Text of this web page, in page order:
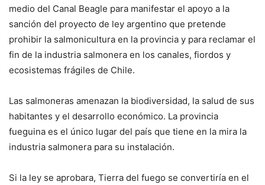
medio del Canal Beagle para manifestar el apoyo a la
sanción del proyecto de ley argentino que pretende
prohibir la salmonicultura en la provincia y para reclamar el
fin de la industria salmonera en los canales, fiordos y
ecosistemas frágiles de Chile.
Las salmoneras amenazan la biodiversidad, la salud de sus
habitantes y el desarrollo económico. La provincia
fueguina es el único lugar del país que tiene en la mira la
industria salmonera para su instalación.
Si la ley se aprobara, Tierra del fuego se convertiría en el